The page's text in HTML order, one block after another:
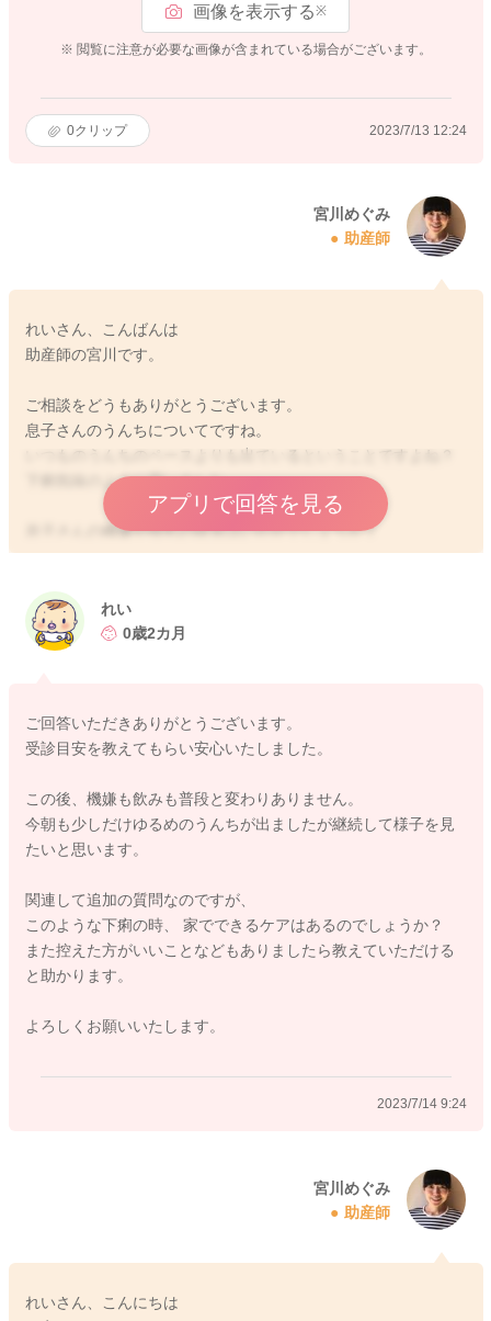
画像を表示する※
※ 閲覧に注意が必要な画像が含まれている場合がございます。
0クリップ 2023/7/13 12:24
宮川めぐみ
助産師
れいさん、こんばんは
助産師の宮川です。
ご相談をどうもありがとうございます。
息子さんのうんちについてですね。
いつものうんちのペースよりも出ているということですよね？
下痢気味のように思いました。
息子さんの機嫌や授乳の状況はいかがでしょうか？
その後も変化はありませんか？
よ。
それまでにうんちのにおいが腐敗臭がして、気になる。飲みが
よかったら参考になさってみてください。
アプリで回答を見る
れい
0歳2カ月
ご回答いただきありがとうございます。
受診目安を教えてもらい安心いたしました。
この後、機嫌も飲みも普段と変わりありません。
今朝も少しだけゆるめのうんちが出ましたが継続して様子を見
たいと思います。
関連して追加の質問なのですが、
このような下痢の時、 家でできるケアはあるのでしょうか？
また控えた方がいいことなどもありましたら教えていただける
と助かります。
よろしくお願いいたします。
2023/7/14 9:24
宮川めぐみ
助産師
れいさん、こんにちは